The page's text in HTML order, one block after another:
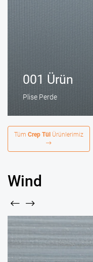
001 Ürün
Plise Perde
Tüm Crep Tül Ürünlerimiz
Wind